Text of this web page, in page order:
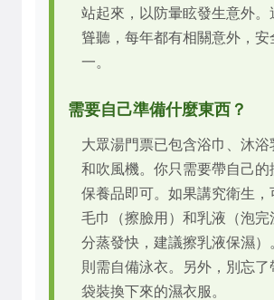
站起來，以防暈眩發生意外。
聳聽，每年都有相關意外，安
一。
需要自己準備什麼東西？
大眾湯門票已包含浴巾、沐浴
和吹風機。你只需要帶自己的
保養品即可。如果講究衛生，
毛巾（擦臉用）和乳液（泡完
分蒸發快，建議擦乳液保濕）
則需自備泳衣。另外，別忘了
袋裝換下來的濕衣服。